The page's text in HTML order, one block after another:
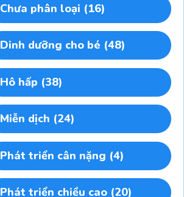
Chưa phân loại (16)
Dinh dưỡng cho bé (48)
Hô hấp (38)
Miễn dịch (24)
Phát triển cân nặng (4)
Phát triển chiều cao(20)